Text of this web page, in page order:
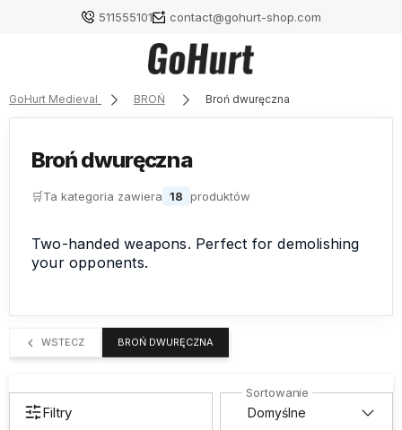
511555101 contact@gohurt-shop.com
Zaloguj się
Załóż konto
z poprzedniej sesji.
GoHurt Medieval BROŃ Broń dwuręczna
Broń dwuręczna
🛒Ta kategoria zawiera 18 produktów
Two-handed weapons. Perfect for demolishing
your opponents.
WSTECZ BROŃ DWURĘCZNA
Filtry